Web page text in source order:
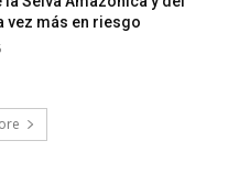
vez más en riesgo